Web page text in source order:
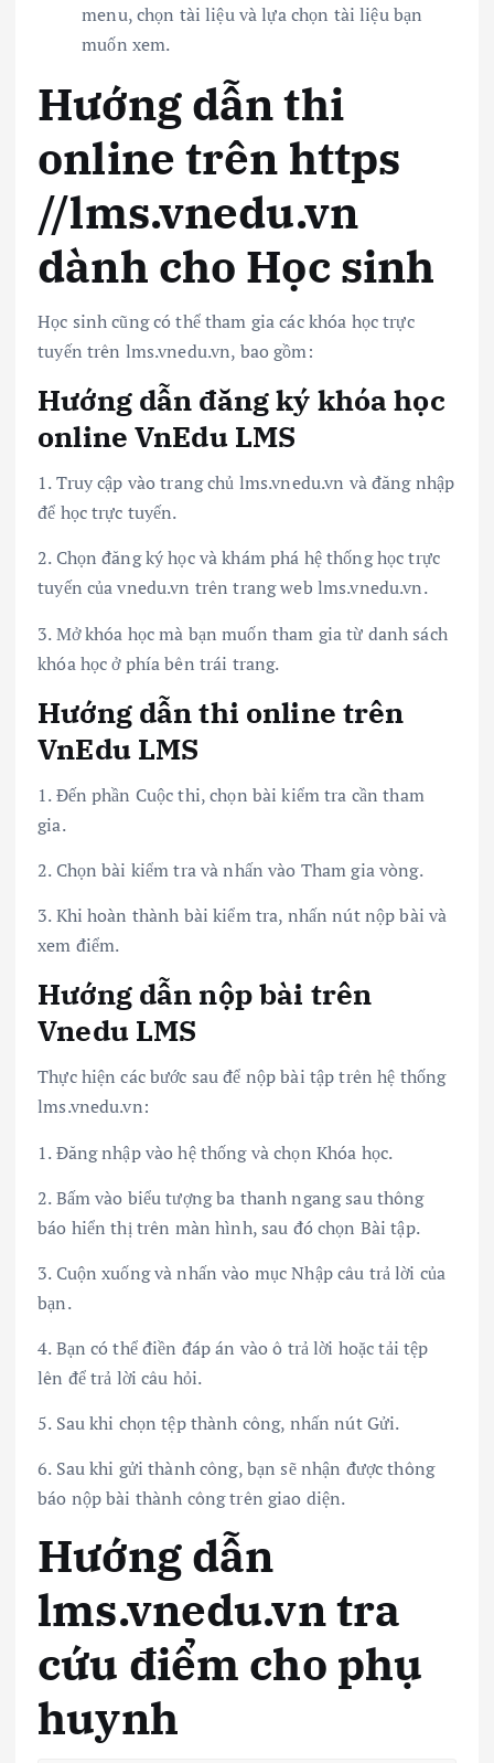
menu, chọn tài liệu và lựa chọn tài liệu bạn
muốn xem.
Hướng dẫn thi
online trên https
//lms.vnedu.vn
dành cho Học sinh
Học sinh cũng có thể tham gia các khóa học trực
tuyến trên lms.vnedu.vn, bao gồm:
Hướng dẫn đăng ký khóa học
online VnEdu LMS
1. Truy cập vào trang chủ lms.vnedu.vn và đăng nhập
để học trực tuyến.
2. Chọn đăng ký học và khám phá hệ thống học trực
tuyến của vnedu.vn trên trang web lms.vnedu.vn.
3. Mở khóa học mà bạn muốn tham gia từ danh sách
khóa học ở phía bên trái trang.
Hướng dẫn thi online trên
VnEdu LMS
1. Đến phần Cuộc thi, chọn bài kiểm tra cần tham
gia.
2. Chọn bài kiểm tra và nhấn vào Tham gia vòng.
3. Khi hoàn thành bài kiểm tra, nhấn nút nộp bài và
xem điểm.
Hướng dẫn nộp bài trên
Vnedu LMS
Thực hiện các bước sau để nộp bài tập trên hệ thống
lms.vnedu.vn:
1. Đăng nhập vào hệ thống và chọn Khóa học.
2. Bấm vào biểu tượng ba thanh ngang sau thông
báo hiển thị trên màn hình, sau đó chọn Bài tập.
3. Cuộn xuống và nhấn vào mục Nhập câu trả lời của
bạn.
4. Bạn có thể điền đáp án vào ô trả lời hoặc tải tệp
lên để trả lời câu hỏi.
5. Sau khi chọn tệp thành công, nhấn nút Gửi.
6. Sau khi gửi thành công, bạn sẽ nhận được thông
báo nộp bài thành công trên giao diện.
Hướng dẫn
lms.vnedu.vn tra
cứu điểm cho phụ
huynh